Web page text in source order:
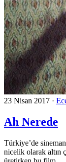
23 Nisan 2017 ·
Ah Nerede
Türkiye’de
nicelik olarak altın